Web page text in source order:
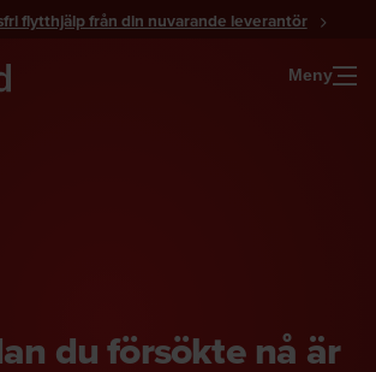
flytthjälp från din nuvarande leverantör
Meny
du försökte nå är